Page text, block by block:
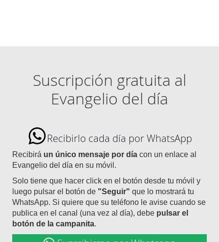
Suscripción gratuita al
Evangelio del día
Recibirlo cada día por WhatsApp
Recibirá un único mensaje por día con un enlace al
Evangelio del día en su móvil.
Solo tiene que hacer click en el botón desde tu móvil y
luego pulsar el botón de "Seguir" que lo mostrará tu
WhatsApp. Si quiere que su teléfono le avise cuando se
publica en el canal (una vez al día), debe pulsar el
botón de la campanita.